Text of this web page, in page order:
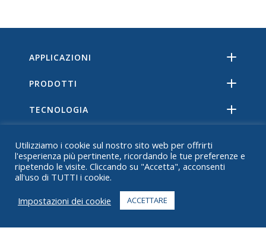
APPLICAZIONI
PRODOTTI
TECNOLOGIA
DI
Utilizziamo i cookie sul nostro sito web per offrirti
l'esperienza più pertinente, ricordando le tue preferenze e
ripetendo le visite. Cliccando su "Accetta", acconsenti
all'uso di TUTTI i cookie.
Impostazioni dei cookie
ACCETTARE